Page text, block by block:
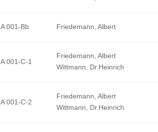
A 001-Bb Friedemann, Albert
A 001-C-1
Friedemann, Albert
Wittmann, Dr.Heinrich
A 001-C-2
Friedemann, Albert
Wittmann, Dr.Heinrich